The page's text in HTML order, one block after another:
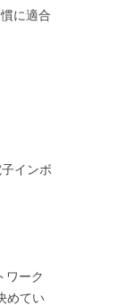
に適合
インボ
ワーク
めてい